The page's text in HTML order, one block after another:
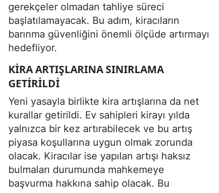
gerekçeler olmadan tahliye süreci
başlatılamayacak. Bu adım, kiracıların
barınma güvenliğini önemli ölçüde artırmayı
hedefliyor.
KIRA ARTIŞLARINA SINIRLAMA
GETIRILDI
Yeni yasayla birlikte kira artışlarına da net
kurallar getirildi. Ev sahipleri kirayı yılda
yalnızca bir kez artırabilecek ve bu artış
piyasa koşullarına uygun olmak zorunda
olacak. Kiracılar ise yapılan artışı haksız
bulmaları durumunda mahkemeye
başvurma hakkına sahip olacak. Bu